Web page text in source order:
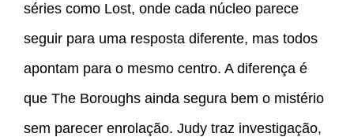
séries como Lost, onde cada núcleo parece
seguir para uma resposta diferente, mas todos
apontam para o mesmo centro. A diferença é
que The Boroughs ainda segura bem o mistério
sem parecer enrolação. Judy traz investigação,